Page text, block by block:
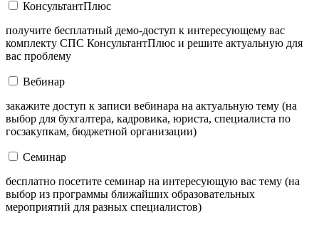
КонсультантПлюс
получите бесплатный демо-доступ к интересующему вас
комплекту СПС КонсультантПлюс и решите актуальную для
вас проблему
Вебинар
закажите доступ к записи вебинара на актуальную тему (на
выбор для бухгалтера, кадровика, юриста, специалиста по
госзакупкам, бюджетной организации)
Семинар
бесплатно посетите семинар на интересующую вас тему (на
выбор из программы ближайших образовательных
мероприятий для разных специалистов)